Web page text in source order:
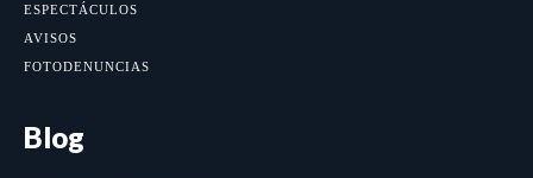
ESPECTÁCULOS
AVISOS
FOTODENUNCIAS
Blog